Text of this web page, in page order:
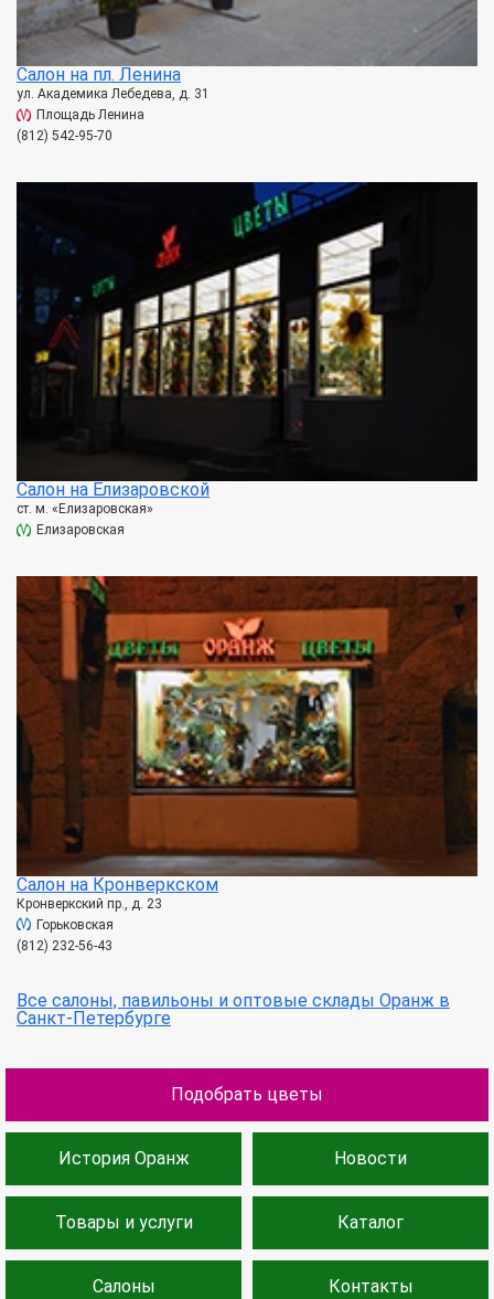
Салон на пл. Ленина
ул. Академика Лебедева, д. 31
Площадь Ленина
(812) 542-95-70
Салон на Елизаровской
ст. м. «Елизаровская»
Елизаровская
Салон на Кронверкском
Кронверкский пр., д. 23
Горьковская
(812) 232-56-43
Все салоны, павильоны и оптовые склады Оранж в
Санкт-Петербурге
Подобрать цветы
История Оранж Новости
Товары и услуги Каталог
Салоны Контакты